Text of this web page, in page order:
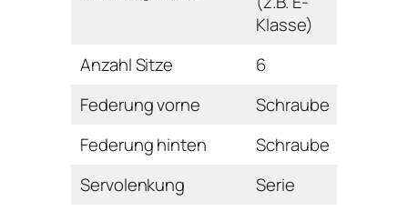
Klasse)
Anzahl Sitze
6
Federung vorne
Schraube
Federung hinten
Schraube
Servolenkung
Serie